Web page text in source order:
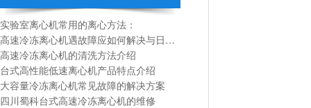
实验室离心机常用的离心方法：
高速冷冻离心机遇故障应如何解决与日常维护
高速冷冻离心机的清洗方法介绍
台式高性能低速离心机产品特点介绍
大容量冷冻离心机常见故障的解决方案
四川蜀科台式高速冷冻离心机的维修